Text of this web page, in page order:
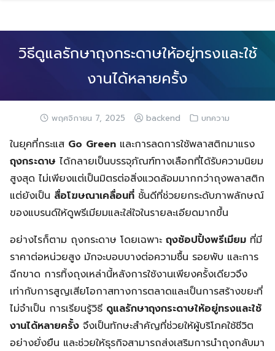
วิธีดูแลรักษาถุงกระดาษให้อยู่ทรงและใช้
งานได้หลายครั้ง
พฤศจิกายน 7, 2025 backend บทความ
ในยุคที่กระแส Go Green และการลดการใช้พลาสติกมาแรง
ถุงกระดาษ ได้กลายเป็นบรรจุภัณฑ์ทางเลือกที่ได้รับความนิยม
สูงสุด ไม่เพียงแต่เป็นมิตรต่อสิ่งแวดล้อมมากกว่าถุงพลาสติก
แต่ยังเป็น สื่อโฆษณาเคลื่อนที่ ชั้นดีที่ช่วยยกระดับภาพลักษณ์
ของแบรนด์ให้ดูพรีเมียมและใส่ใจในรายละเอียดมากขึ้น
อย่างไรก็ตาม ถุงกระดาษ โดยเฉพาะ ถุงช้อปปิ้งพรีเมียม ที่มี
ราคาต่อหน่วยสูง มักจะบอบบางต่อความชื้น รอยพับ และการ
ฉีกขาด การทิ้งถุงเหล่านี้หลังการใช้งานเพียงครั้งเดียวจึง
เท่ากับการสูญเสียโอกาสทางการตลาดและเป็นการสร้างขยะที่
ไม่จำเป็น การเรียนรู้วิธี ดูแลรักษาถุงกระดาษให้อยู่ทรงและใช้
งานได้หลายครั้ง จึงเป็นทักษะสำคัญที่ช่วยให้ผู้บริโภคใช้ชีวิต
อย่างยั่งยืน และช่วยให้ธุรกิจสามารถส่งเสริมการนำถุงกลับมา